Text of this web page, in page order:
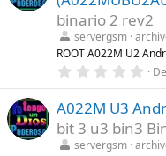
t
r
e
l
a
(
s
)
binario 2 rev2
servergsm
ROOT A022M U2
0
0
0
e
s
t
A022M U3
bit 3 u3 bin3
servergsm